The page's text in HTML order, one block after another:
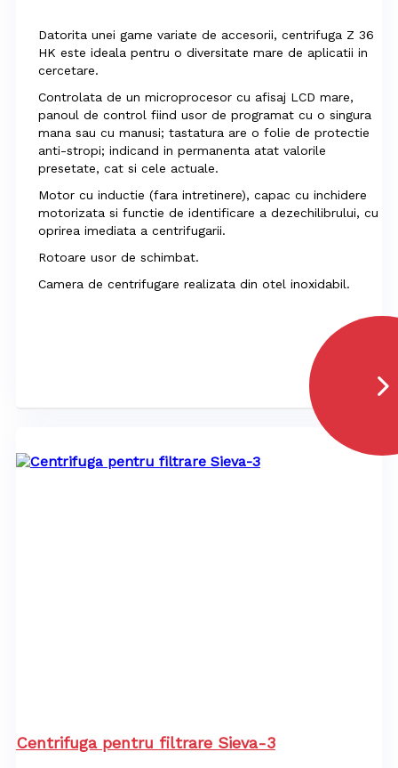
Datorita unei game variate de accesorii, centrifuga Z 36
HK este ideala pentru o diversitate mare de aplicatii in
cercetare.
Controlata de un microprocesor cu afisaj LCD mare,
panoul de control fiind usor de programat cu o singura
mana sau cu manusi; tastatura are o folie de protectie
anti-stropi; indicand in permanenta atat valorile
presetate, cat si cele actuale.
Motor cu inductie (fara intretinere), capac cu inchidere
motorizata si functie de identificare a dezechilibrului, cu
oprirea imediata a centrifugarii.
Rotoare usor de schimbat.
Camera de centrifugare realizata din otel inoxidabil.
Centrifuga pentru filtrare Sieva-3